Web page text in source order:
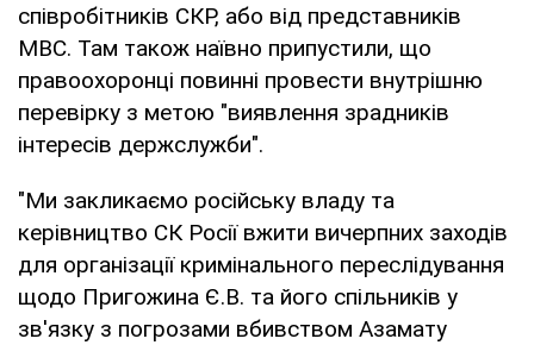
співробітників СКР, або від представників
МВС. Там також наївно припустили, що
правоохоронці повинні провести внутрішню
перевірку з метою "виявлення зрадників
інтересів держслужби".
"Ми закликаємо російську владу та
керівництво СК Росії вжити вичерпних заходів
для організації кримінального переслідування
щодо Пригожина Є.В. та його спільників у
зв'язку з погрозами вбивством Азамату